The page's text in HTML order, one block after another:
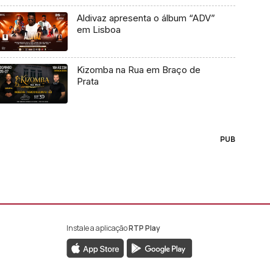
Aldivaz apresenta o álbum “ADV”
em Lisboa
Kizomba na Rua em Braço de
Prata
PUB
da RTP África
da RTP África
YouTube da RTP África
Instale a aplicaçãoRTP Play